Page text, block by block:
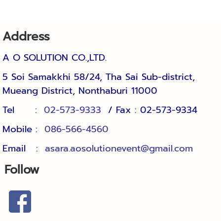
Address
A O SOLUTION CO.,LTD.
5 Soi Samakkhi 58/24, Tha Sai Sub-district,
Mueang District, Nonthaburi 11000
Tel : 02-573-9333 / Fax : 02-
Mobile : 086-566-4560
Email : asara.aosolutionevent@gmail.com
Follow